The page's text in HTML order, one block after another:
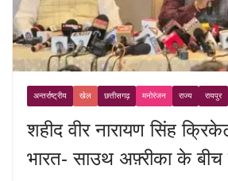
अन्तर्राष्ट्रीय खेल छत्तीसगढ़ मनोरंजन राज्य रायपुर
शहीद वीर नारायण सिंह
भारत- साउथ अफ़्रीका के बीच